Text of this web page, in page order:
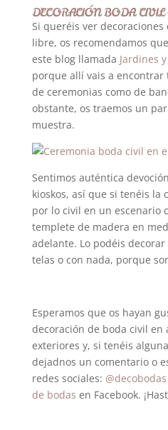
DECORACIÓN BODA CIVIL
Si queréis ver
libre, os recomendamos
este blog llamada Jardines
porque allí vais a
de ceremonias como de
obstante, os traemos un
muestra.
Sentimos auténtica
kioskos, así que si tenéis la
por lo civil en un escenario
templete de madera en
adelante. Lo podéis
telas o con nada, porque
Esperamos que os hayan
decoración de boda civil en
exteriores y, si tenéis
dejadnos un comentario o
redes sociales: @decobodas
de bodas en Facebook.